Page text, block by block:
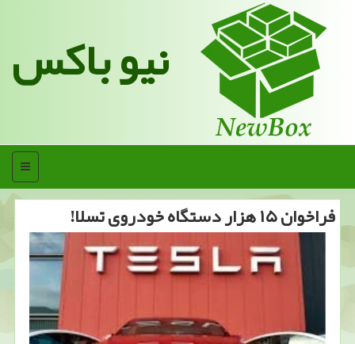
نیو باکس
منو
فراخوان ۱۵ هزار دستگاه خودروی تسلا!